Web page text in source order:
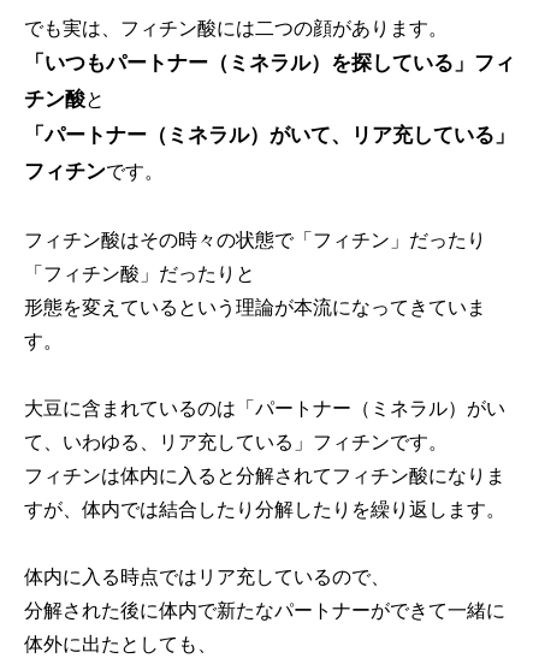
でも実は、フィチン酸には二つの顔があります。
「いつもパートナー（ミネラル）を探している」フィ
チン酸と
「パートナー（ミネラル）がいて、リア充している」
フィチンです。
フィチン酸はその時々の状態で「フィチン」だったり
「フィチン酸」だったりと
形態を変えているという理論が本流になってきていま
す。
大豆に含まれているのは「パートナー（ミネラル）がい
て、いわゆる、リア充している」フィチンです。
フィチンは体内に入ると分解されてフィチン酸になりま
すが、体内では結合したり分解したりを繰り返します。
体内に入る時点ではリア充しているので、
分解された後に体内で新たなパートナーができて一緒に
体外に出たとしても、